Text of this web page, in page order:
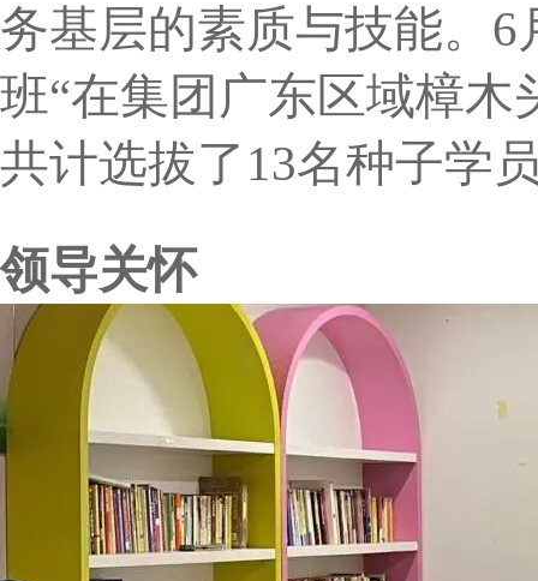
务基层的素质与技能。6
班“在集团广东区域樟
共计选拔了13名种子学
领导关怀